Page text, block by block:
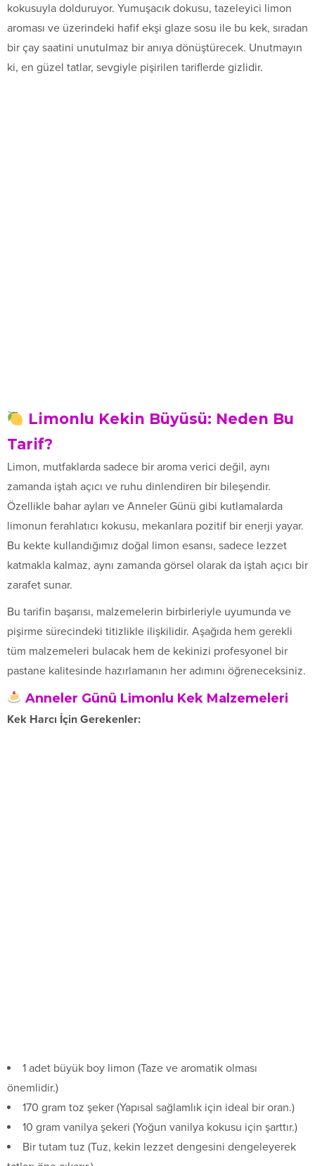
kokusuyla dolduruyor. Yumuşacık dokusu, tazeleyici limon
aroması ve üzerindeki hafif ekşi glaze sosu ile bu kek, sıradan
bir çay saatini unutulmaz bir anıya dönüştürecek. Unutmayın
ki, en güzel tatlar, sevgiyle pişirilen tariflerde gizlidir.
Limonlu Kekin Büyüsü: Neden Bu
Tarif?
Limon, mutfaklarda sadece bir aroma verici değil, aynı
zamanda iştah açıcı ve ruhu dinlendiren bir bileşendir.
Özellikle bahar ayları ve Anneler Günü gibi kutlamalarda
limonun ferahlatıcı kokusu, mekanlara pozitif bir enerji yayar.
Bu kekte kullandığımız doğal limon esansı, sadece lezzet
katmakla kalmaz, aynı zamanda görsel olarak da iştah açıcı bir
zarafet sunar.
Bu tarifin başarısı, malzemelerin birbirleriyle uyumunda ve
pişirme sürecindeki titizlikle ilişkilidir. Aşağıda hem gerekli
tüm malzemeleri bulacak hem de kekinizi profesyonel bir
pastane kalitesinde hazırlamanın her adımını öğreneceksiniz.
Anneler Günü Limonlu Kek Malzemeleri
Kek Harcı İçin Gerekenler:
1 adet büyük boy limon (Taze ve aromatik olması
önemlidir.)
170 gram toz şeker (Yapısal sağlamlık için ideal bir oran.)
10 gram vanilya şekeri (Yoğun vanilya kokusu için şarttır.)
Bir tutam tuz (Tuz, kekin lezzet dengesini dengeleyerek